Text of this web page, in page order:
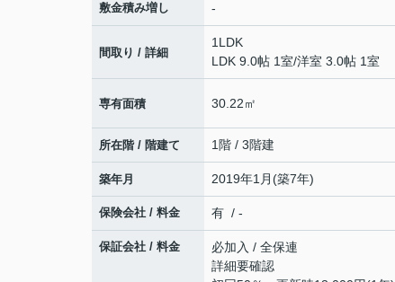
敷金積み増し -
間取り / 詳細
1LDK
LDK 9.0帖 1室/洋室 3.0帖 1室
専有面積 30.22㎡
所在階 / 階建て 1階 / 3階建
築年月 2019年1月(築7年)
保険会社 / 料金 有 / -
保証会社 / 料金
必加入 / 全保連
詳細要確認